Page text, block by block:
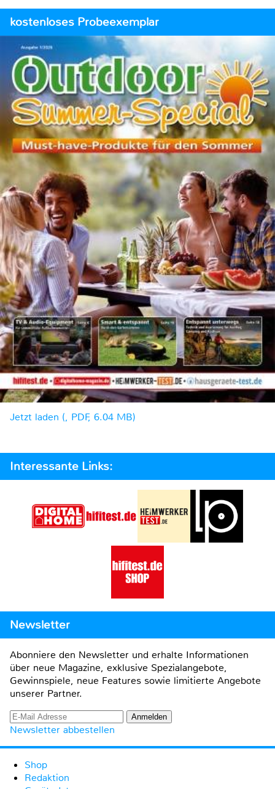
kostenloses Probeexemplar
Jetzt laden (, PDF, 6.04 MB)
Interessante Links:
Newsletter
Abonniere den Newsletter und erhalte Informationen
über neue Magazine, exklusive Spezialangebote,
Gewinnspiele, neue Features sowie limitierte Angebote
unserer Partner.
Newsletter abbestellen
Shop
Redaktion